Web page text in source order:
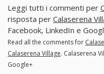
Leggi tutti i commenti per
risposta per Calaserena
Facebook, LinkedIn e
Read all the comments for
Calaserena Village. Calaserena
Google+